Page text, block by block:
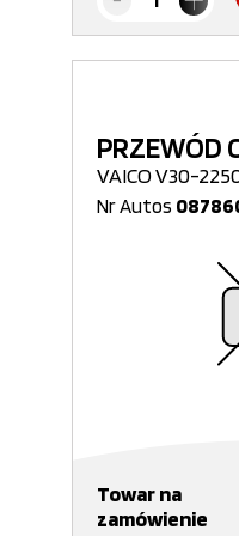
PRZEWÓD
VAICO V30-
Nr Autos
Towar na
zamówienie